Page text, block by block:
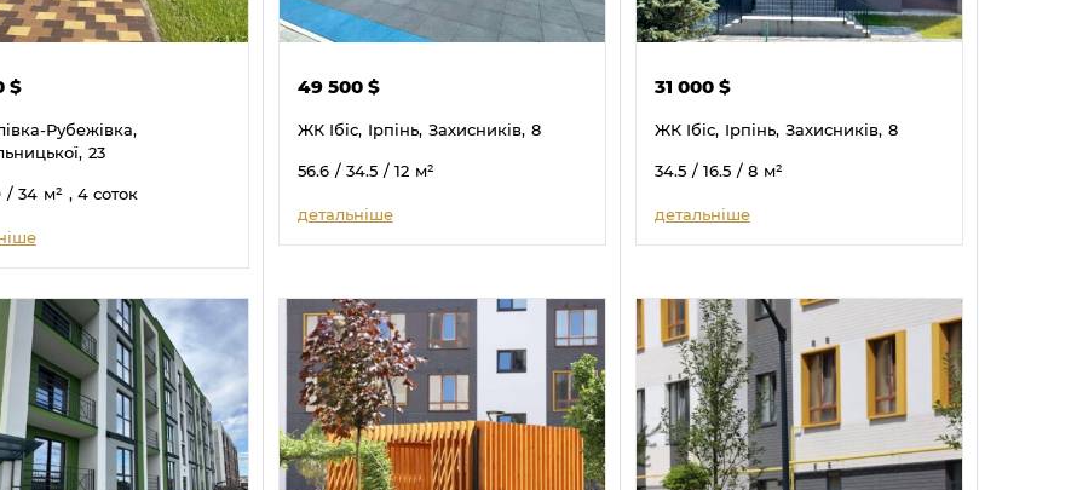
$
Рубежівка,
23
/ 34 м² , 4 соток
49 500 $
ЖК Ібіс, Ірпінь, Захисників, 8
56.6 / 34.5 / 12 м²
детальніше
31 000 $
ЖК Ібіс, Ірпінь, Захисників, 8
34.5 / 16.5 / 8 м²
детальніше